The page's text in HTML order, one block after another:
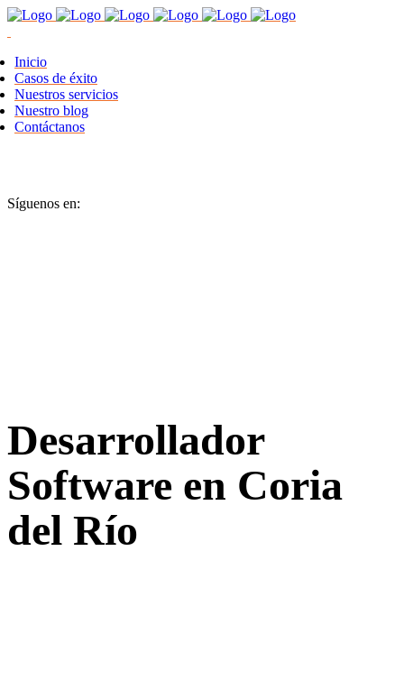
Inicio
Casos de éxito
Nuestros servicios
Nuestro blog
Contáctanos
Síguenos en:
Desarrollador
Software en Coria
del Río